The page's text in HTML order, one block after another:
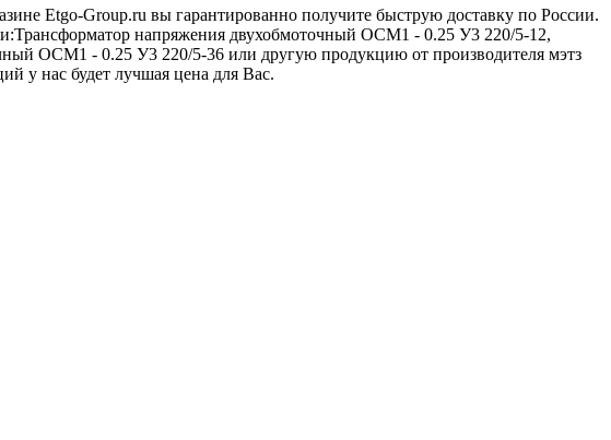
Etgo-Group.ru вы гарантированно получите быструю доставку по России.
напряжения двухобмоточный ОСМ1 - 0.25 У3 220/5-12,
ОСМ1 - 0.25 У3 220/5-36 или другую продукцию от производителя мэтз
у нас будет лучшая цена для Вас.